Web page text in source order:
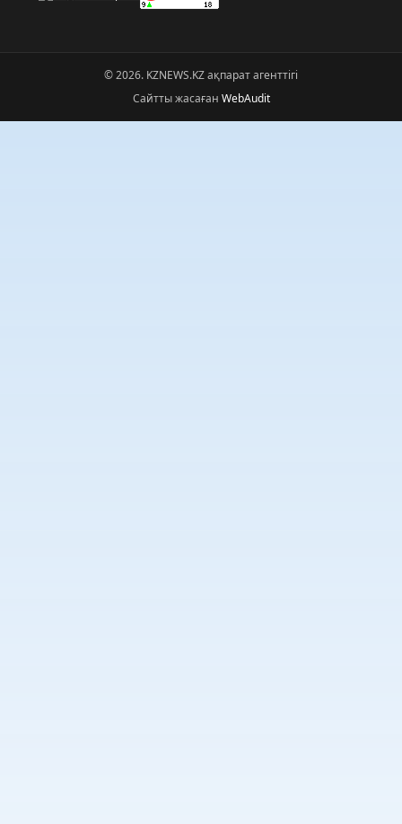
© 2026. KZNEWS.KZ ақпарат агенттігі
Сайтты жасаған WebAudit